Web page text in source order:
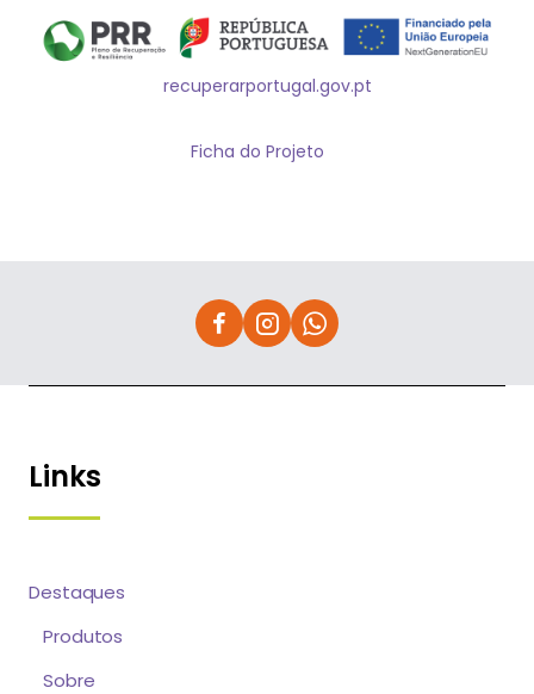
recuperarportugal.gov.pt
Ficha do Projeto
Links
Destaques
Produtos
Sobre